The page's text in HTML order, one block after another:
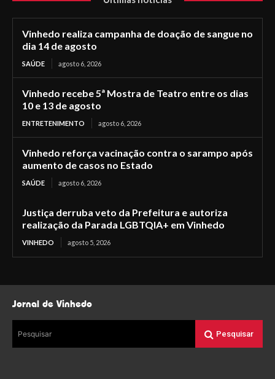
Vinhedo realiza campanha de doação de sangue no
dia 14 de agosto
SAÚDE agosto 6, 2026
Vinhedo recebe 5ª Mostra de Teatro entre os dias
10 e 13 de agosto
ENTRETENIMENTO agosto 6, 2026
Vinhedo reforça vacinação contra o sarampo após
aumento de casos no Estado
SAÚDE agosto 6, 2026
Justiça derruba veto da Prefeitura e autoriza
realização da Parada LGBTQIA+ em Vinhedo
VINHEDO agosto 5, 2026
Jornal de Vinhedo
Pesquisar Pesquisar